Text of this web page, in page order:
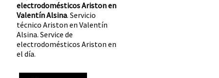
electrodomésticos Ariston en
Valentín Alsina. Servicio
técnico Ariston en Valentín
Alsina. Service de
electrodomésticos Ariston en
el día.